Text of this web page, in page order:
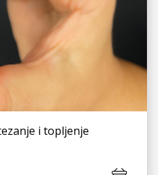
i topljenje